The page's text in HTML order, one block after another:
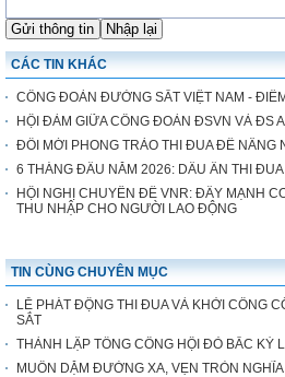
CÁC TIN KHÁC
CÔNG ĐOÀN ĐƯỜNG SẮT VIỆT NAM -
HỘI ĐÀM GIỮA CÔNG ĐOÀN ĐSVN VÀ ĐS
ĐỔI MỚI PHONG TRÀO THI ĐUA ĐỂ NÂNG
6 THÁNG ĐẦU NĂM 2026: DẤU ẤN THI
HỘI NGHỊ CHUYÊN ĐỀ VNR: ĐẨY MẠNH
THU NHẬP CHO NGƯỜI LAO ĐỘNG
TIN CÙNG CHUYÊN MỤC
LỄ PHÁT ĐỘNG THI ĐUA VÀ KHỞI CÔNG
SẮT
THÀNH LẬP TỔNG CÔNG HỘI ĐỎ BẮC KỲ
MUÔN DẶM ĐƯỜNG XA, VẸN TRÒN